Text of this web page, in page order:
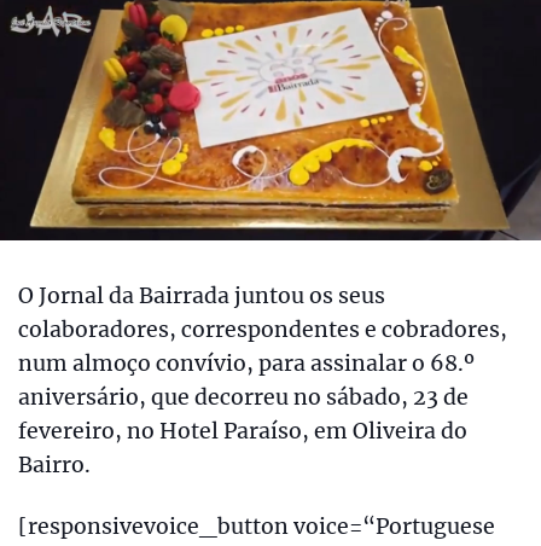
O Jornal da Bairrada juntou os seus
colaboradores, correspondentes e cobradores,
num almoço convívio, para assinalar o 68.º
aniversário, que decorreu no sábado, 23 de
fevereiro, no Hotel Paraíso, em Oliveira do
Bairro.
[responsivevoice_button voice=“Portuguese